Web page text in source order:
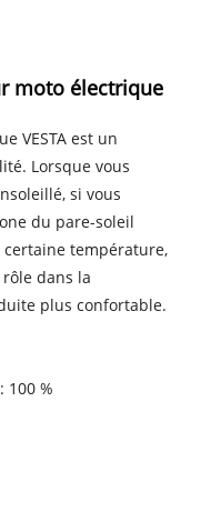
moto électrique
VESTA est un
Lorsque vous
si vous
du pare-soleil
température,
dans la
plus confortable.
100 %